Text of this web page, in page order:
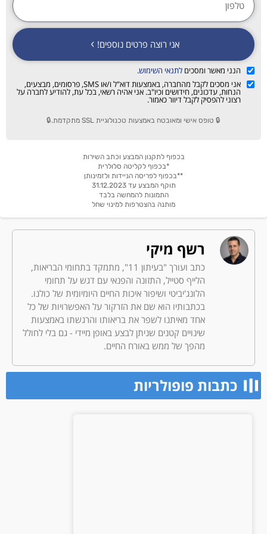
הנני מאשר ומסכים לתנאי השימוש.
אני מסכים לקבל מהחברה, באמצעות דוא"ל ו/או SMS, פרסומים, מבצעים,
הנחות, עדכונים, חידושים וכיו"ב. אני אהיה רשאי, בכל עת, להודיע לחברה על
רצוני להפסיק לקבל דיוור כאמור.
אני רוצה פרטים נוספים!
🔒 טופס אישי ומאובטח באמצעות טכנולוגיית SSL מתקדמת.🔒
בכפוף לתקנון המבצע וכתב השירות
*בכפוף לקליטה סלולרית
**בכפוף לפריסה הניידות ולזמינותן
תוקף המבצע עד 31.12.2023
התמונות להמחשה בלבד
מותנה בהצטרפות למינוי שחל
רשף מיקי
כתב ועורך "בעיתון 11", מתמקד בתחומי הבריאות,
הלייף סטייל, התזונה והפנאי עם דגש על תחומי
הלונג'יביטי ושיפור איכות החיים היומיומית של כולנו.
בכתבותיו הוא שם את הזרקור על האפשרויות של כל
אחד מאיתנו לשפר את בריאותו והרגשתו באמצעות
שינויים קטנים שניתן לבצע באופן מיידי - גם בלי לחולל
מהפך של ממש באורח החיים.
כתבות פופולריות​